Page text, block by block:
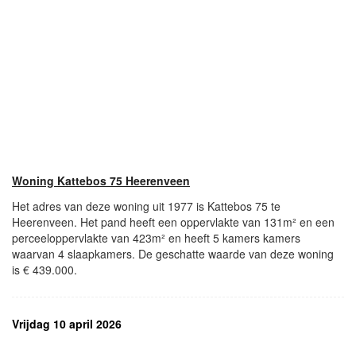
Woning Kattebos 75 Heerenveen
Het adres van deze woning uit 1977 is Kattebos 75 te
Heerenveen. Het pand heeft een oppervlakte van 131m² en een
perceeloppervlakte van 423m² en heeft 5 kamers kamers
waarvan 4 slaapkamers. De geschatte waarde van deze woning
is € 439.000.
Vrijdag 10 april 2026